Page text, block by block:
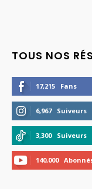
TOUS NOS
17,215 Fans
6,967 Suiveurs
3,300 Suiveurs
140,000